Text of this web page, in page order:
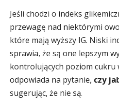
Jeśli chodzi o indeks
przewagę nad niektórymi
które mają wyższy IG. Niski
sprawia, że są one lepszym
kontrolujących poziom cukru
odpowiada na pytanie, czy
sugerując, że nie są.